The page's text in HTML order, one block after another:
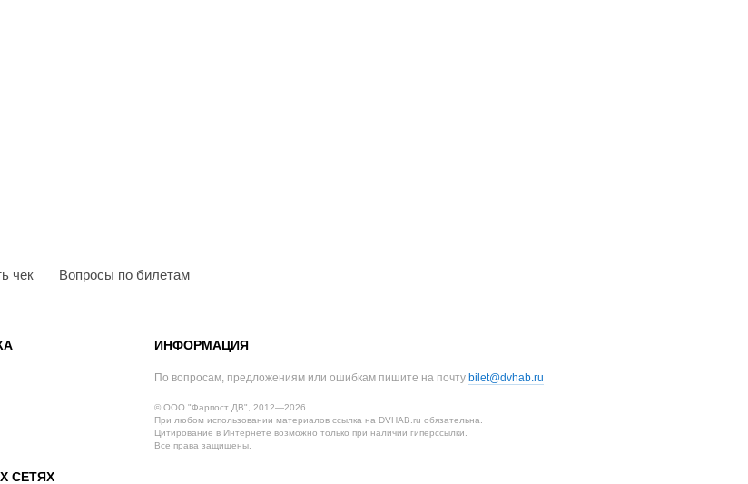
чек Вопросы по билетам
СЕТЯХ
ИНФОРМАЦИЯ
По вопросам, предложениям или ошибкам пишите на почту bilet@dvhab.ru
© ООО "Фарпост ДВ", 2012—2026
При любом использовании материалов ссылка на DVHAB.ru обязательна.
Цитирование в Интернете возможно только при наличии гиперссылки.
Все права защищены.